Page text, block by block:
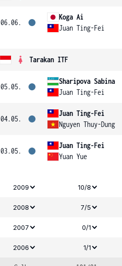
06.06.
Koga Ai
Juan Ting-Fei
Tarakan ITF
05.05.
Sharipova Sabina
Juan Ting-Fei
04.05.
Juan Ting-Fei
Nguyen Thuy-Dung
03.05.
Juan Ting-Fei
Yuan Yue
2009 10/8
2008 7/5
2007 0/1
2006 1/1